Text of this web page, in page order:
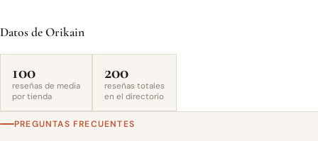
Datos de Orikain
100
reseñas de media
por tienda
200
reseñas totales
en el directorio
PREGUNTAS FRECUENTES